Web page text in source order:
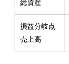
総資産
損益分岐点
売上高